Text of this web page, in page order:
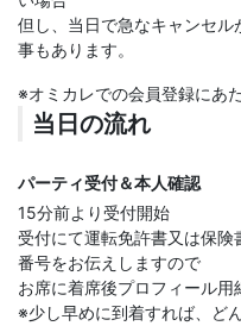
但し、当日で急なキャンセ
事もあります。
※オミカレでの会員登録にあ
当日の流れ
パーティ受付＆本人確認
15分前より受付開始
受付にて運転免許書又は保
番号をお伝えしますので
お席に着席後プロフィール用
※少し早めに到着すれば、ど